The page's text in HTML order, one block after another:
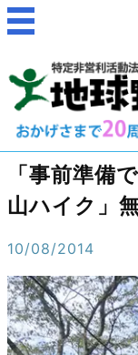
「事前準備
山ハイク」
10/08/2014